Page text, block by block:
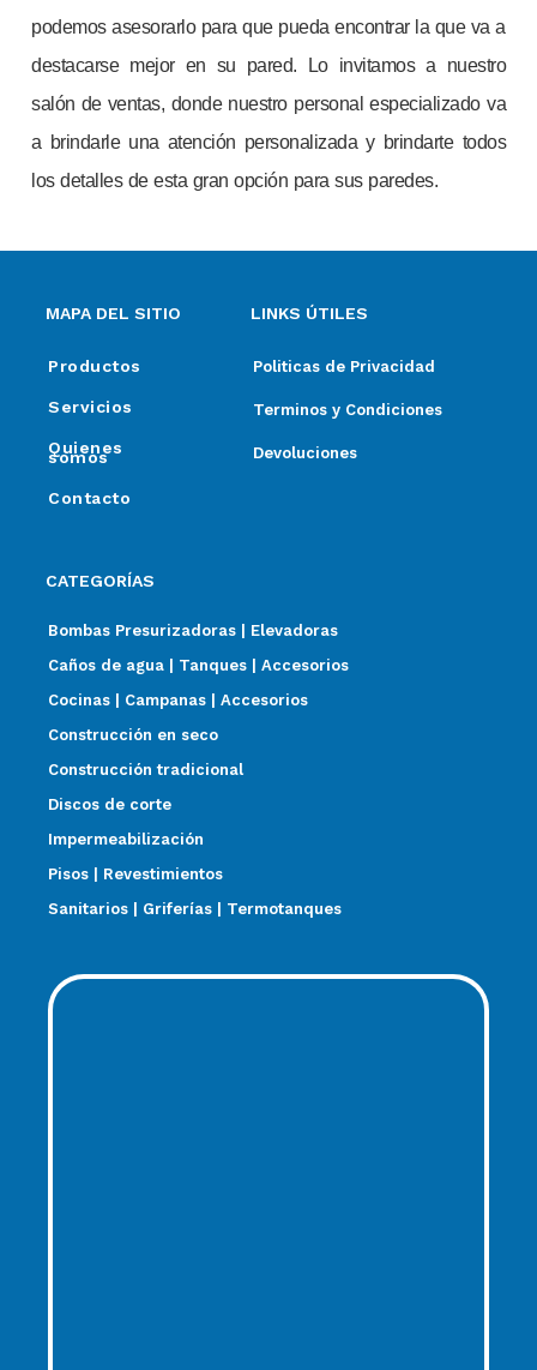
podemos asesorarlo para que pueda encontrar la que va a
destacarse mejor en su pared. Lo invitamos a nuestro
salón de ventas, donde nuestro personal especializado va
a brindarle una atención personalizada y brindarte todos
los detalles de esta gran opción para sus paredes.
MAPA DEL SITIO
Productos
Servicios
Quienes
somos
Contacto
LINKS ÚTILES
Politicas de Privacidad
Terminos y Condiciones
Devoluciones
CATEGORÍAS
Bombas Presurizadoras | Elevadoras
Caños de agua | Tanques | Accesorios
Cocinas | Campanas | Accesorios
Construcción en seco
Construcción tradicional
Discos de corte
Impermeabilización
Pisos | Revestimientos
Sanitarios | Griferías | Termotanques